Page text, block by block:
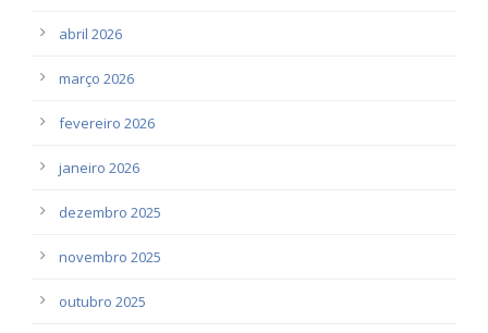
abril 2026
março 2026
fevereiro 2026
janeiro 2026
dezembro 2025
novembro 2025
outubro 2025